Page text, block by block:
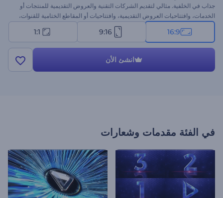
جذاب في الخلفية. مثالي لتقديم الشركات التقنية والعروض التقديمية للمنتجات أو
الخدمات، وافتتاحيات العروض التقديمية، وافتتاحيات أو المقاطع الختامية للقنوات،
والإعلانات التجارية، وما إلى ذلك. ابدأ الآن!
16:9
9:16
1:1
انشئ الأن
في الفئة مقدمات وشعارات